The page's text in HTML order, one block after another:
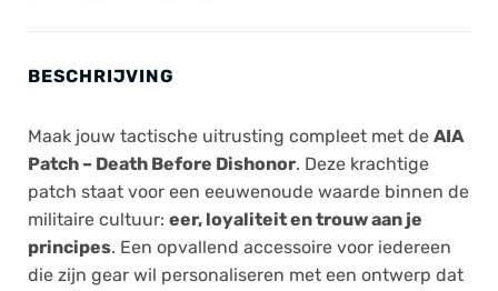
BESCHRIJVING
Maak jouw tactische uitrusting compleet met de AIA
Patch – Death Before Dishonor. Deze krachtige
patch staat voor een eeuwenoude waarde binnen de
militaire cultuur: eer, loyaliteit en trouw aan je
principes. Een opvallend accessoire voor iedereen
die zijn gear wil personaliseren met een ontwerp dat